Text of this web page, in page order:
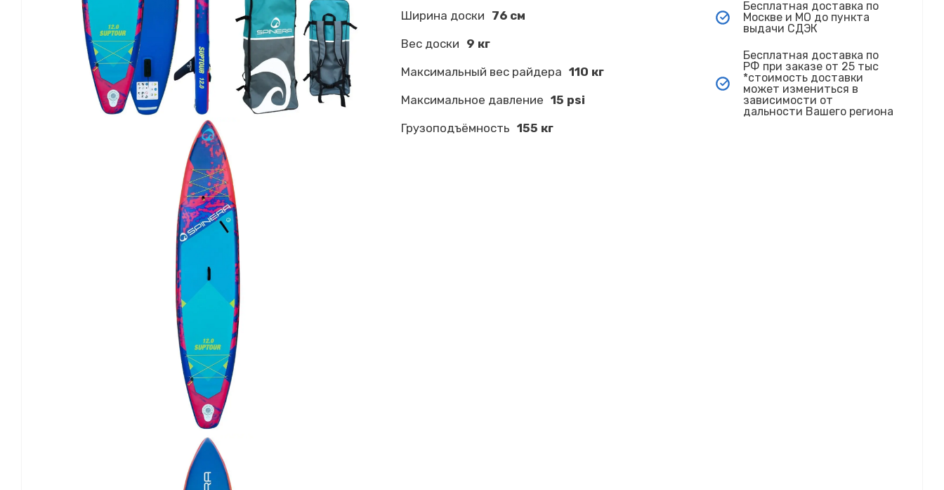
Ширина доски 76 см
Вес доски 9 кг
Максимальный вес райдера 110 кг
Максимальное давление 15 psi
Грузоподъёмность 155 кг
Бесплатная доставка по
Москве и МО до пункта
выдачи СДЭК
Бесплатная доставка по
РФ при заказе от 25 тыс
*стоимость доставки
может измениться в
зависимости от
дальности Вашего региона